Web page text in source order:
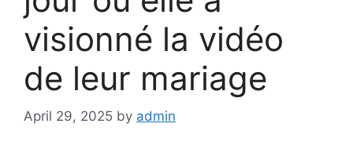
visionné la vidéo
de leur mariage
April 29, 2025 by admin